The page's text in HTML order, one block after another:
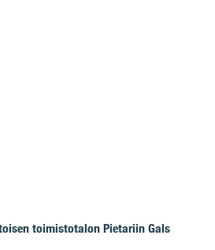
toimistotalon Pietariin Gals